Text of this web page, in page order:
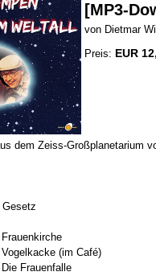
[MP3-
von Dietmar
Preis: EUR
dem Zeiss-Großplanetarium
(im Café)
Frauenfalle